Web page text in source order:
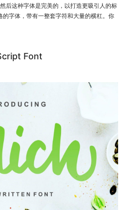
后这种字体是完美的，以打造更吸引人的标
字体，带有一整套字符和大量的横杠。你
Font